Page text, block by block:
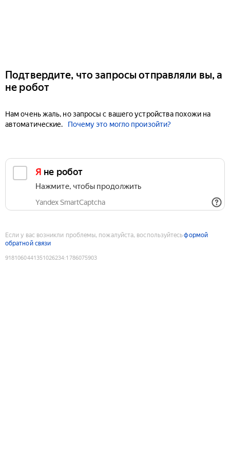
Подтвердите, что запросы отправляли вы, а
не робот
Нам очень жаль, но запросы с вашего устройства похожи на
автоматические.
Почему это могло произойти?
Я не робот
Нажмите, чтобы продолжить
Yandex SmartCaptcha
Если у вас возникли проблемы, пожалуйста, воспользуйтесьформой
обратной связи
9181060441351026234:1786075903